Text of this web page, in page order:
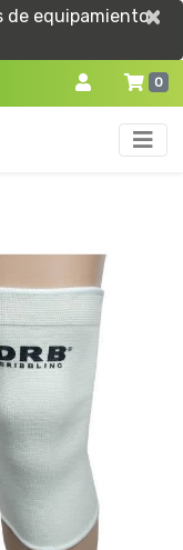
de equipamiento×
×
0